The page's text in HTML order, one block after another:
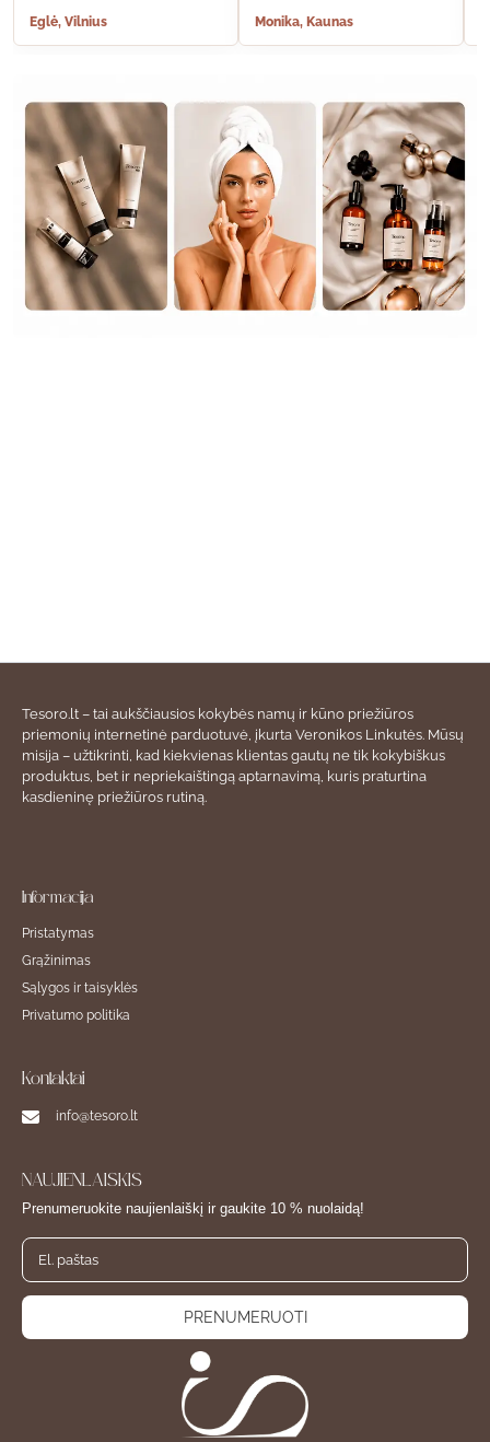
Eglė, Vilnius Monika, Kaunas
Tesoro.lt – tai aukščiausios kokybės namų ir kūno priežiūros
priemonių internetinė parduotuvė, įkurta Veronikos Linkutės. Mūsų
misija – užtikrinti, kad kiekvienas klientas gautų ne tik kokybiškus
produktus, bet ir nepriekaištingą aptarnavimą, kuris praturtina
kasdieninę priežiūros rutiną.
Informacija
Pristatymas
Grąžinimas
Sąlygos ir taisyklės
Privatumo politika
Kontaktai
info@tesoro.lt
NAUJIENLAIŠKIS
Prenumeruokite naujienlaiškį ir gaukite 10 % nuolaidą!
PRENUMERUOTI